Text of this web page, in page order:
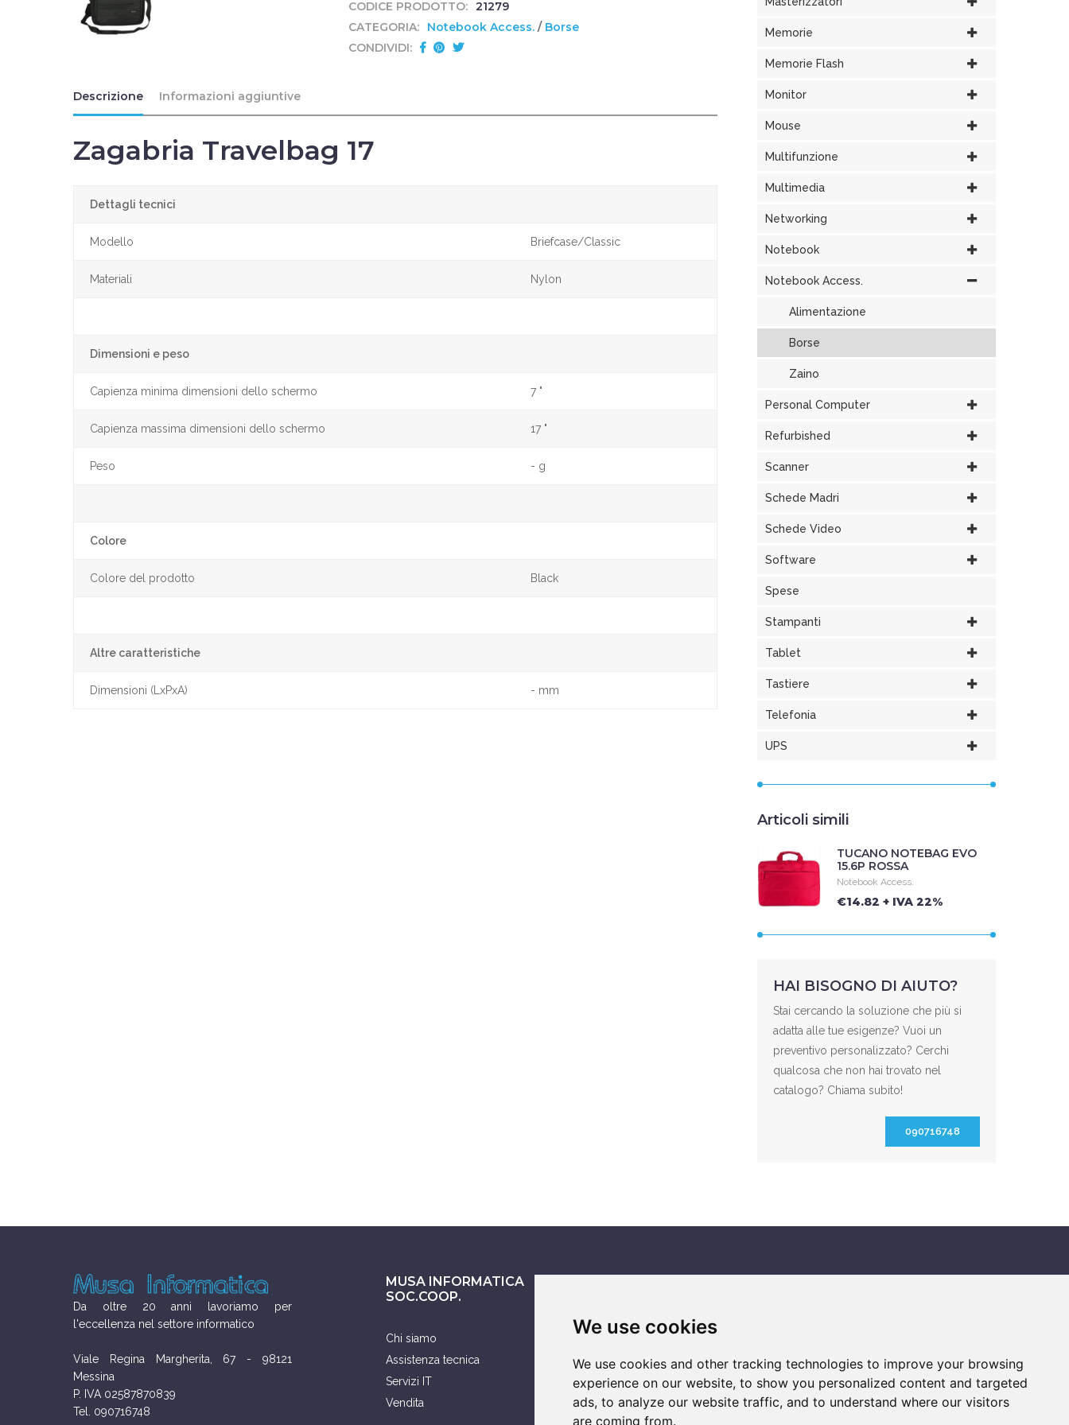
We use cookies
We use cookies and other tracking technologies to improve your browsing
experience on our website, to show you personalized content and targeted
ads, to analyze our website traffic, and to understand where our visitors
are coming from.
CODICE PRODOTTO: 21279
CATEGORIA:
Notebook Access./ Borse
CONDIVIDI:
Descrizione Informazioni aggiuntive
Zagabria Travelbag 17
Dettagli tecnici
Modello Briefcase/Classic
Materiali Nylon
Dimensioni e peso
Capienza minima dimensioni dello schermo 7 "
Capienza massima dimensioni dello schermo 17 "
Peso - g
Colore
Colore del prodotto Black
Altre caratteristiche
Dimensioni (LxPxA) - mm
Memorie
Memorie Flash
Monitor
Mouse
Multifunzione
Multimedia
Networking
Notebook
Notebook Access.
Alimentazione
Borse
Zaino
Personal Computer
Refurbished
Scanner
Schede Madri
Schede Video
Software
Spese
Stampanti
Tablet
Tastiere
Telefonia
UPS
Articoli simili
TUCANO NOTEBAG EVO
15.6P ROSSA
Notebook Access.
€14.82 + IVA 22%
HAI BISOGNO DI AIUTO?
Stai cercando la soluzione che più si
adatta alle tue esigenze? Vuoi un
preventivo personalizzato? Cerchi
qualcosa che non hai trovato nel
catalogo? Chiama subito!
090716748
Da oltre 20 anni lavoriamo per
l'eccellenza nel settore informatico
Viale Regina Margherita, 67 - 98121
Messina
P. IVA 02587870839
Tel. 090716748
MUSA INFORMATICA
SOC.COOP.
Chi siamo
Assistenza tecnica
Servizi IT
Vendita
Smartphone
Computer
Console
Notebook